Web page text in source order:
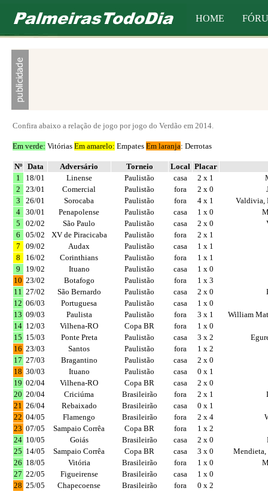
HOME
Confira abaixo a relação de jogo por jogo do Verdão em 2014.
Em verde: Vitórias Em amarelo: Empates Em laranja: Derrotas
Nº Data Adversário Torneio Local Placar
1
18/01 Linense Paulistão casa 2 x 1
2
23/01 Comercial Paulistão fora 2 x 0
3
26/01 Sorocaba Paulistão fora 4 x 1
Valdivia,
4
30/01 Penapolense Paulistão casa 1 x 0
5
02/02 São Paulo Paulistão casa 2 x 0
6
05/02 XV de Piracicaba Paulistão fora
2 x 1
7
09/02 Audax Paulistão casa
1 x 1
8
16/02 Corinthians Paulistão fora
1 x 1
9
19/02 Ituano Paulistão casa
1 x 0
10 23/02 Botafogo Paulistão fora
1 x 3
11 27/02 São Bernardo Paulistão casa 2 x 0
12 06/03 Portuguesa Paulistão casa
1 x 0
13 09/03 Paulista Paulistão fora 3 x 1
William
14 12/03 Vilhena-RO Copa BR fora
1 x 0
15 15/03 Ponte Preta Paulistão casa 3 x 2
16 23/03 Santos Paulistão fora
1 x 2
17 27/03 Bragantino Paulistão casa
2 x 0
18 30/03 Ituano Paulistão casa
0 x 1
19 02/04 Vilhena-RO Copa BR casa
2 x 0
20 20/04 Criciúma Brasileirão fora 2 x 1
21 26/04 Rebaixado Brasileirão casa
0 x 1
22 04/05 Flamengo Brasileirão fora 2 x 4
23 07/05 Sampaio Corrêa Copa BR fora
1 x 2
24 10/05 Goiás Brasileirão casa 2 x 0
25 14/05 Sampaio Corrêa Copa BR casa 3 x 0
Mendieta,
26 18/05 Vitória Brasileirão fora 1 x 0
27 22/05 Figueirense Brasileirão casa
1 x 0
28 25/05 Chapecoense Brasileirão fora
0 x 2